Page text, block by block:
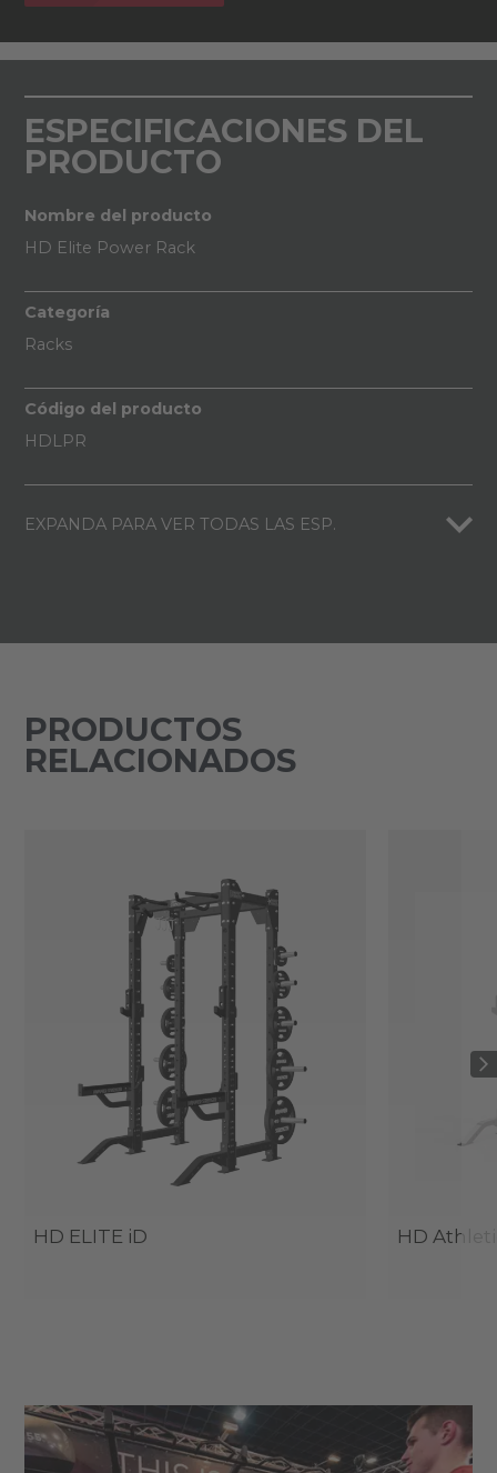
ESPECIFICACIONES DEL
PRODUCTO
Nombre del producto
HD Elite Power Rack
Categoría
Racks
Código del producto
HDLPR
EXPANDA PARA VER TODAS LAS ESP.
PRODUCTOS
RELACIONADOS
HD ELITE iD HD